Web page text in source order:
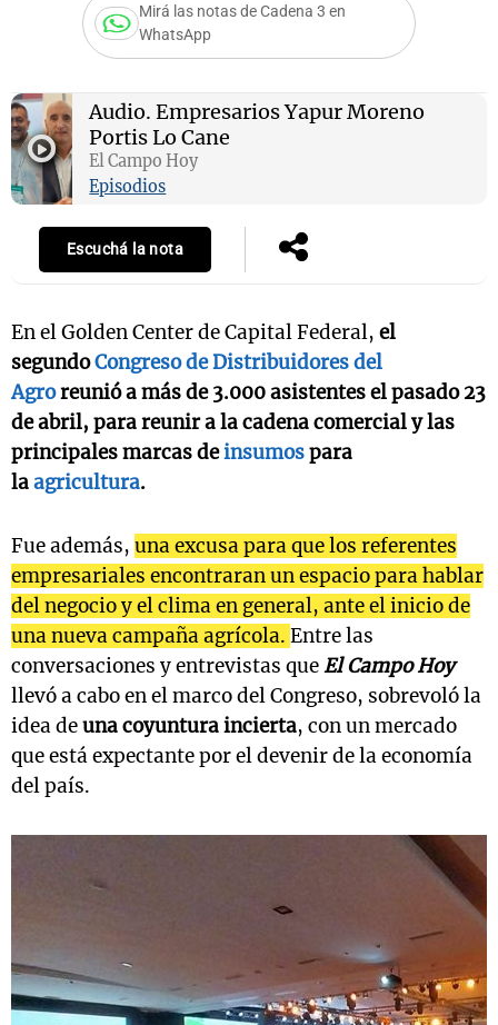
Mirá las notas de Cadena 3 en
WhatsApp
Audio. Empresarios Yapur Moreno
Portis Lo Cane
El Campo Hoy
Episodios
Escuchá la nota
En el Golden Center de Capital Federal, el
segundoCongreso de Distribuidores del
Agroreunió a más de 3.000 asistentes el pasado 23
de abril, para reunir a la cadena comercial y las
principales marcas deinsumospara
laagricultura.
Fue además, una excusa para que los referentes
empresariales encontraran un espacio para hablar
del negocio y el clima en general, ante el inicio de
una nueva campaña agrícola. Entre las
conversaciones y entrevistas queEl Campo Hoy
llevó a cabo en el marco del Congreso, sobrevoló la
idea deuna coyuntura incierta, con un mercado
que está expectante por el devenir de la economía
del país.